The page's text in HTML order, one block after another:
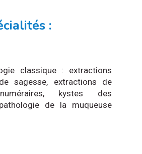
:
classique : extractions
sagesse, extractions de
kystes des
de la muqueuse